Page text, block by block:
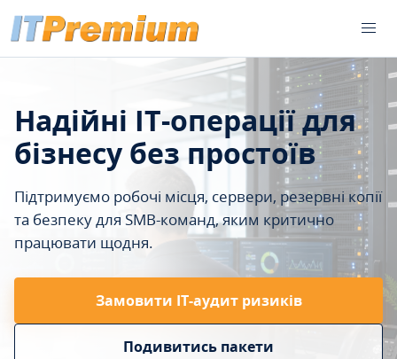
Надійні IT-операції для
бізнесу без простоїв
Підтримуємо робочі місця, сервери, резервні копії
та безпеку для SMB-команд, яким критично
працювати щодня.
Замовити ІТ-аудит ризиків
Подивитись пакети